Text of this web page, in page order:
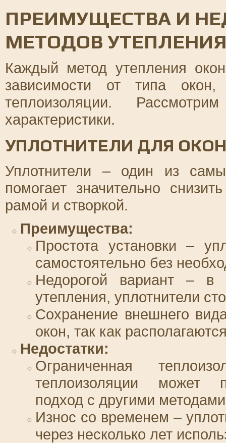
ПРЕИМУЩЕСТВА И
МЕТОДОВ УТЕПЛЕНИЯ
Каждый метод утепления
зависимости от типа
теплоизоляции.
характеристики.
УПЛОТНИТЕЛИ ДЛЯ ОКОН
Уплотнители – один из
помогает значительно
рамой и створкой.
Преимущества:
Простота установки –
самостоятельно без
Недорогой вариант – в
утепления, уплотнители
Сохранение внешнего
окон, так как
Недостатки:
Ограниченная
теплоизоляции может
подход с другими
Износ со временем –
через несколько лет